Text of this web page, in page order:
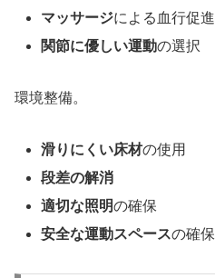
マッサージによる血行促進
関節に優しい運動の選択
環境整備。
滑りにくい床材の使用
段差の解消
適切な照明の確保
安全な運動スペースの確保